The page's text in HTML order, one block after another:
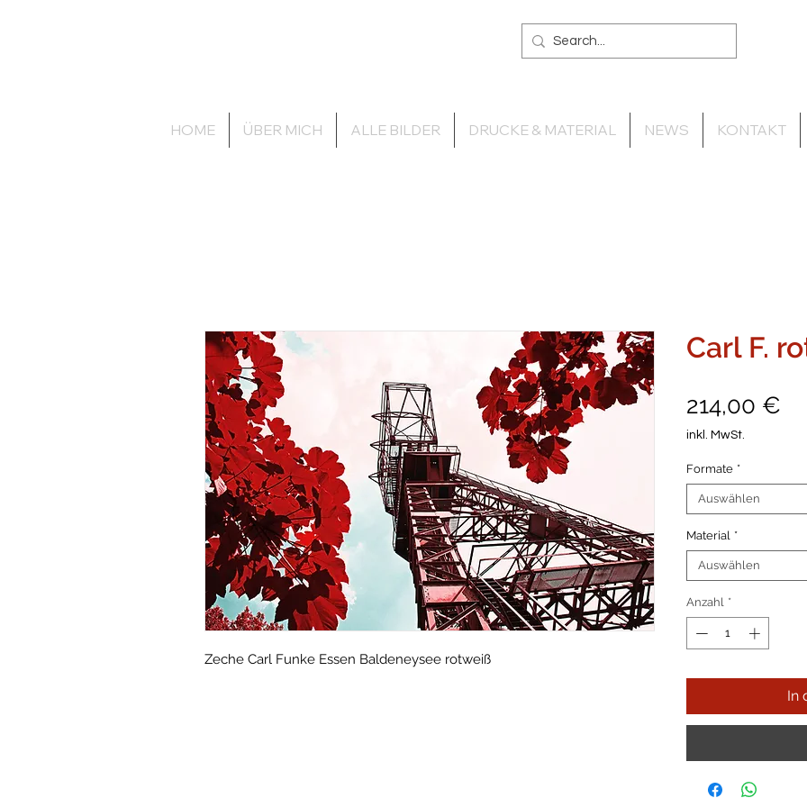
HOME ÜBER MICH ALLE BILDER DRUCKE & MATERIAL NEWS KONTAKT
Zeche Carl Funke Essen Baldeneysee rotweiß
Carl F.
214,00 €
inkl. MwSt.
Formate *
Auswählen
Material *
Auswählen
Anzahl *
In